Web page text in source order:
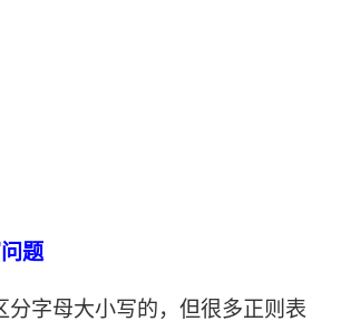
题
分字母大小写的，但很多正则表